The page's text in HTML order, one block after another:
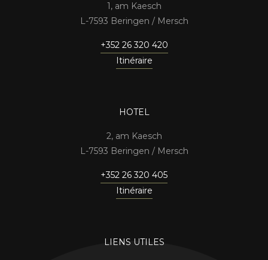
1, am Kaesch
7593 Beringen / Mersch
+352 26 320 420
Itinéraire
HOTEL
2, am Kaesch
7593 Beringen / Mersch
+352 26 320 405
Itinéraire
LIENS UTILES